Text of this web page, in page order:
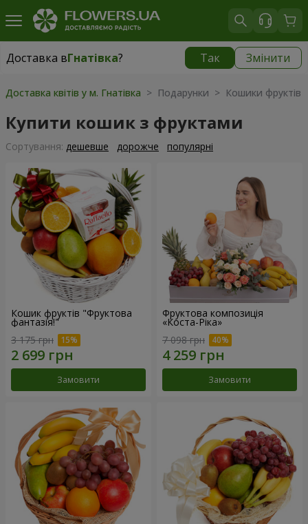
Доставка вГнатівка? Так Змінити
Доставка вГнатівка|
Доставка квітів у м. Гнатівка > Подарунки > Кошики фруктів
Купити кошик з фруктами
Сортування: дешевше дорожче популярні
Кошик фруктів "Фруктова
фантазія!"
3 175 грн
Замовити
Фруктова композиція
«Коста-Ріка»
7 098 грн
Замовити